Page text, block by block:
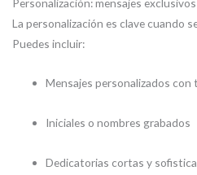
La personalización es clave cuando
Puedes incluir:
Mensajes personalizados con
Iniciales o nombres grabados
Dedicatorias cortas y